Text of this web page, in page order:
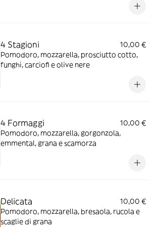
4 Stagioni
10,00 €
Pomodoro, mozzarella, prosciutto cotto,
funghi, carciofi e olive nere
4 Formaggi
10,00 €
Pomodoro, mozzarella, gorgonzola,
emmental, grana e scamorza
Delicata
10,00 €
Pomodoro, mozzarella, bresaola, rucola e
scaglie di grana